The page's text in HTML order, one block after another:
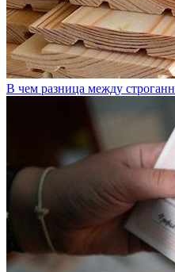
В чем разница между